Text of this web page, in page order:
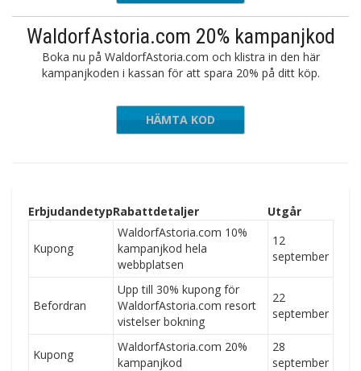
WaldorfAstoria.com 20% kampanjkod
Boka nu på WaldorfAstoria.com och klistra in den här
kampanjkoden i kassan för att spara 20% på ditt köp.
HÄMTA KOD
ErbjudandetypRabattdetaljer Utgår
Kupong
WaldorfAstoria.com 10%
kampanjkod hela
webbplatsen
12
september
Befordran
Upp till 30% kupong för
WaldorfAstoria.com resort
vistelser bokning
22
september
Kupong
WaldorfAstoria.com 20%
kampanjkod
28
september